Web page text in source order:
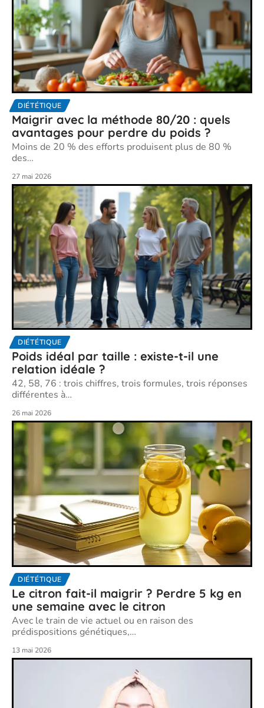
DIÉTÉTIQUE
Maigrir avec la méthode 80/20 : quels
avantages pour perdre du poids ?
Moins de 20 % des efforts produisent plus de 80 %
des…
27 mai 2026
DIÉTÉTIQUE
Poids idéal par taille : existe-t-il une
relation idéale ?
42, 58, 76 : trois chiffres, trois formules, trois réponses
différentes à…
26 mai 2026
DIÉTÉTIQUE
Le citron fait-il maigrir ? Perdre 5 kg en
une semaine avec le citron
Avec le train de vie actuel ou en raison des
prédispositions génétiques,…
13 mai 2026